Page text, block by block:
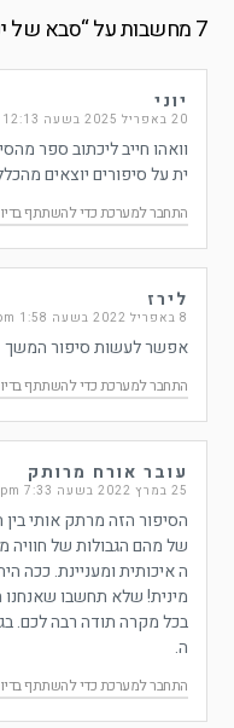
7 מחשבות על “ סבא של
יוני
20 באפריל 2025 בשעה 12:13 am
וואהו חייב ליכתוב ספר
ית על סיפורים יוצאים
התחבר למערכת כדי להשתתף
לירז
8 באפריל 2022 בשעה 1:58 pm
אפשר לעשות סיפור המשך
התחבר למערכת כדי להשתתף
עובר אורח מרותק
25 במרץ 2022 בשעה 7:33 pm
הסיפור הזה מרתק אותי
של מהם הגבולות של חוויה
ה איכותית ומעניינת. ככה
מינית! שלא תחשבו שאנחנו
בכל מקרה תודה רבה לכם.
ה.
התחבר למערכת כדי להשתתף